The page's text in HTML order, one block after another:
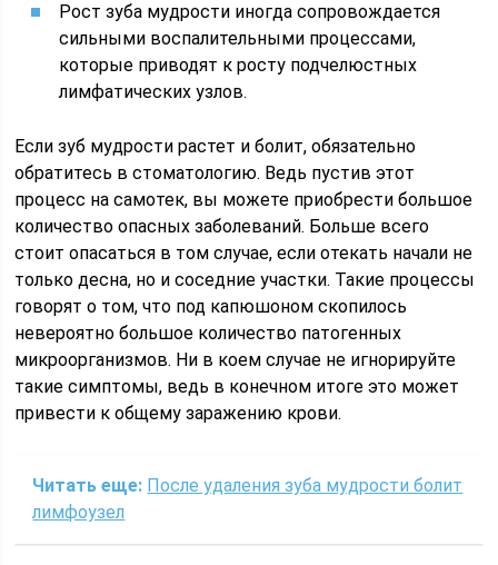
Рост зуба мудрости иногда сопровождается
сильными воспалительными процессами,
которые приводят к росту подчелюстных
лимфатических узлов.
Если зуб мудрости растет и болит, обязательно
обратитесь в стоматологию. Ведь пустив этот
процесс на самотек, вы можете приобрести большое
количество опасных заболеваний. Больше всего
стоит опасаться в том случае, если отекать начали не
только десна, но и соседние участки. Такие процессы
говорят о том, что под капюшоном скопилось
невероятно большое количество патогенных
микроорганизмов. Ни в коем случае не игнорируйте
такие симптомы, ведь в конечном итоге это может
привести к общему заражению крови.
Читать еще: После удаления зуба мудрости болит
лимфоузел